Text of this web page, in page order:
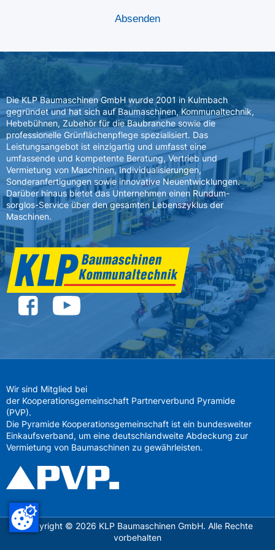
Die KLP Baumaschinen GmbH wurde 2001 in Kulmbach
gegründet und hat sich auf Baumaschinen, Kommunaltechnik,
Hebebühnen, Zubehör für die Baubranche sowie die
professionelle Grünflächenpflege spezialisiert. Das
Leistungsangebot ist einzigartig und umfasst eine
umfassende und kompetente Beratung, Vertrieb und
Vermietung von Maschinen, Individualisierungen,
Sonderanfertigungen sowie innovative Neuentwicklungen.
Darüber hinaus bietet das Unternehmen einen Rundum-
sorglos-Service über den gesamten Lebenszyklus der
Maschinen.
Wir sind Mitglied bei
der Kooperationsgemeinschaft Partnerverbund Pyramide
(PVP).
Die Pyramide Kooperationsgemeinschaft ist ein bundesweiter
Einkaufsverband, um eine deutschlandweite Abdeckung zur
Vermietung von Baumaschinen zu gewährleisten.
Copyright © 2026 KLP Baumaschinen GmbH. Alle Rechte
vorbehalten